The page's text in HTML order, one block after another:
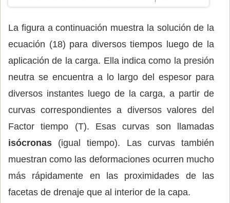
La figura a continuación muestra la solución de la
ecuación (18) para diversos tiempos luego de la
aplicación de la carga. Ella indica como la presión
neutra se encuentra a lo largo del espesor para
diversos instantes luego de la carga, a partir de
curvas correspondientes a diversos valores del
Factor tiempo (T). Esas curvas son llamadas
isócronas (igual tiempo). Las curvas también
muestran como las deformaciones ocurren mucho
más rápidamente en las proximidades de las
facetas de drenaje que al interior de la capa.